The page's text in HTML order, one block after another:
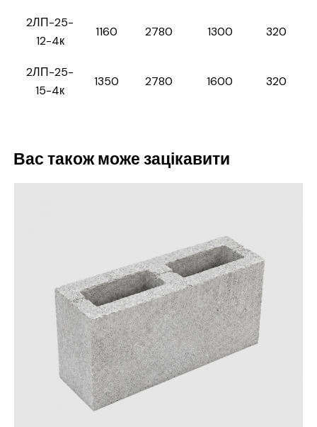
2ЛП-25-
12-4к
1160 2780 1300 320
2ЛП-25-
15-4к
1350 2780 1600 320
Вас також може зацікавити